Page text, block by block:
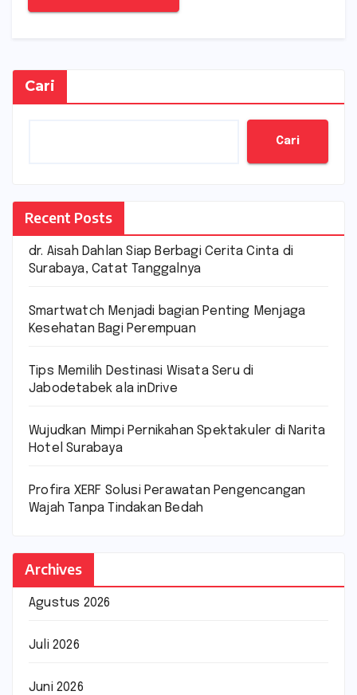
Cari
Cari
Recent Posts
dr. Aisah Dahlan Siap Berbagi Cerita Cinta di
Surabaya, Catat Tanggalnya
Smartwatch Menjadi bagian Penting Menjaga
Kesehatan Bagi Perempuan
Tips Memilih Destinasi Wisata Seru di
Jabodetabek ala inDrive
Wujudkan Mimpi Pernikahan Spektakuler di Narita
Hotel Surabaya
Profira XERF Solusi Perawatan Pengencangan
Wajah Tanpa Tindakan Bedah
Archives
Agustus 2026
Juli 2026
Juni 2026